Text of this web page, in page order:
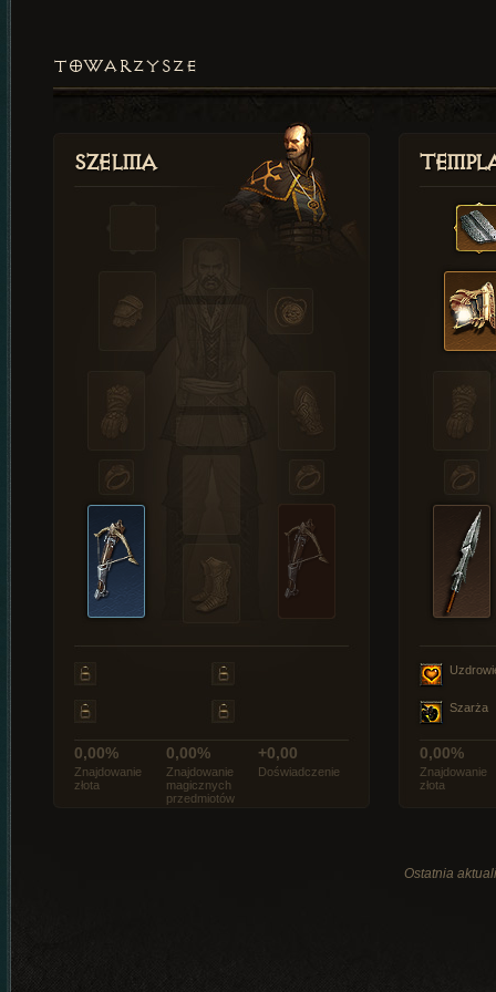
TOWARZYSZE
Szelma
0,00%
Znajdowanie
złota
0,00%
Znajdowanie
magicznych
przedmiotów
+0,00
Doświadczenie
Szarża
0,00%
Znajdowanie
złota
Ostatnia